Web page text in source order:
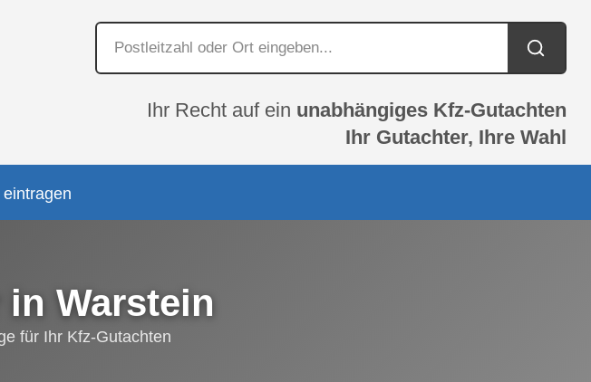
Ihr Recht auf ein unabhängiges Kfz-Gutachten
Ihr Gutachter, Ihre Wahl
Warstein
für Ihr Kfz-Gutachten